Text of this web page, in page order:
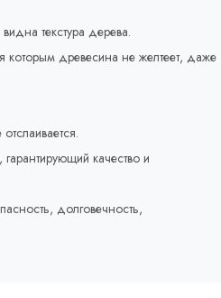
текстура дерева.
которым древесина не желтеет, даже
качество и
долговечность,